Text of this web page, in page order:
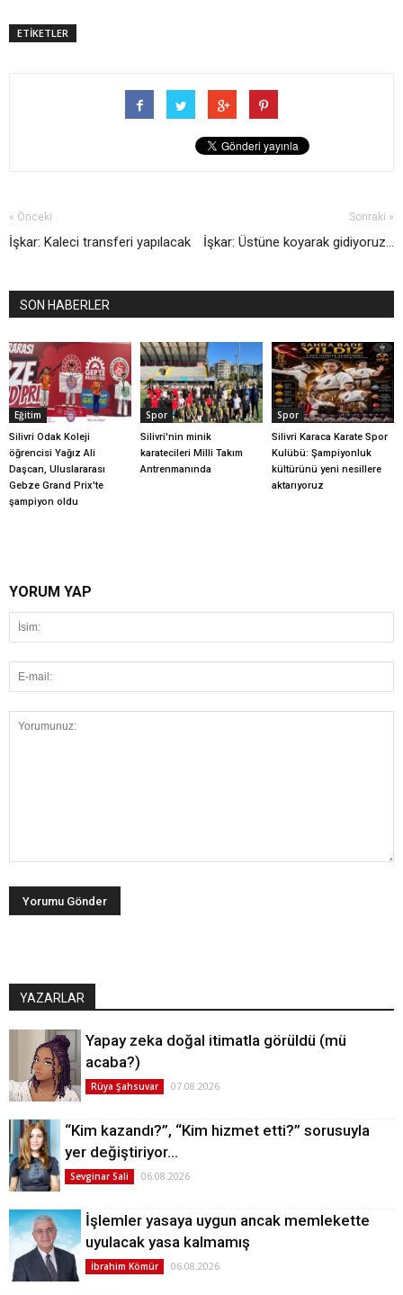
ETİKETLER
« Önceki
İşkar: Kaleci transferi yapılacak
Sonraki »
İşkar: Üstüne koyarak gidiyoruz...
SON HABERLER
Eğitim
Silivri Odak Koleji
öğrencisi Yağız Ali
Daşcan, Uluslararası
Gebze Grand Prix'te
şampiyon oldu
Spor
Silivri'nin minik
karatecileri Milli Takım
Antrenmanında
Spor
Silivri Karaca Karate Spor
Kulübü: Şampiyonluk
kültürünü yeni nesillere
aktarıyoruz
YORUM YAP
YAZARLAR
Yapay zeka doğal itimatla görüldü (mü
acaba?)
Rüya Şahsuvar 07.08.2026
“Kim kazandı?”, “Kim hizmet etti?” sorusuyla
yer değiştiriyor…
Sevginar Sali 06.08.2026
İşlemler yasaya uygun ancak memlekette
uyulacak yasa kalmamış
İbrahim Kömür 06.08.2026